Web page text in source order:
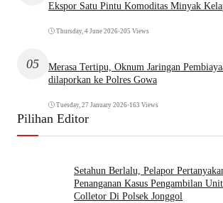
Ekspor Satu Pintu Komoditas Minyak
Thursday, 4 June 2026•205 Views
05
Merasa Tertipu, Oknum Jaringan
dilaporkan ke Polres Gowa
Tuesday, 27 January 2026•163 Views
Pilihan Editor
Setahun Berlalu, Pelapor
Penanganan Kasus Pengambilan
Colletor Di Polsek Jonggol